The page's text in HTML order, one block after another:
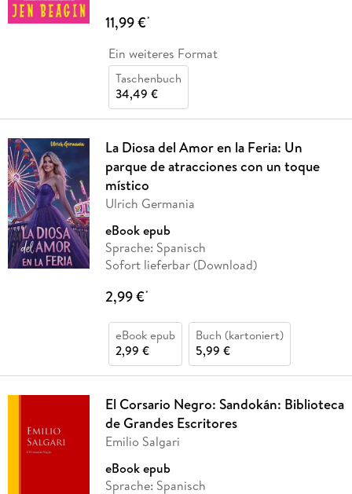
11,99 €*
Ein weiteres Format
Taschenbuch
34,49 €
La Diosa del Amor en la Feria: Un
parque de atracciones con un toque
místico
Ulrich Germania
eBook epub
Sprache: Spanisch
Sofort lieferbar (Download)
2,99 €*
eBook epub
2,99 €
Buch (kartoniert)
5,99 €
El Corsario Negro: Sandokán: Biblioteca
de Grandes Escritores
Emilio Salgari
eBook epub
Sprache: Spanisch